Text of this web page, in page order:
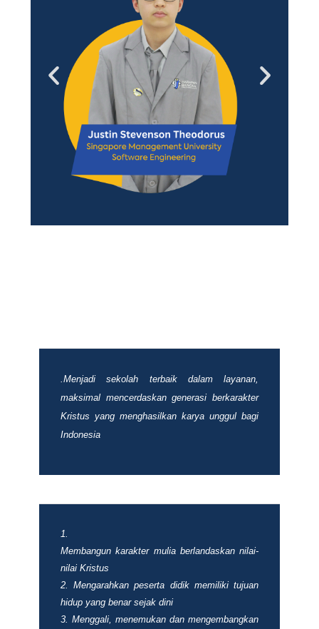
.Menjadi sekolah terbaik dalam layanan,
maksimal mencerdaskan generasi berkarakter
Kristus yang menghasilkan karya unggul bagi
Indonesia
Membangun karakter mulia berlandaskan nilai-
nilai Kristus
Mengarahkan peserta didik memiliki tujuan
hidup yang benar sejak dini
Menggali, menemukan dan mengembangkan